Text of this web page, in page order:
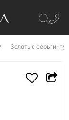
Золотые серьги-